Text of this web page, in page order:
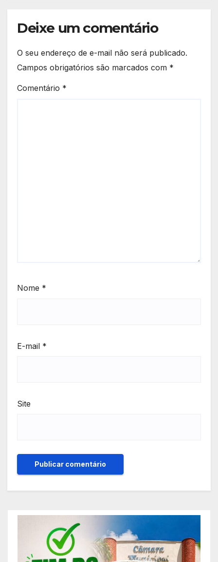
Deixe um comentário
O seu endereço de e-mail não será publicado.
Campos obrigatórios são marcados com *
Comentário *
Nome *
E-mail *
Site